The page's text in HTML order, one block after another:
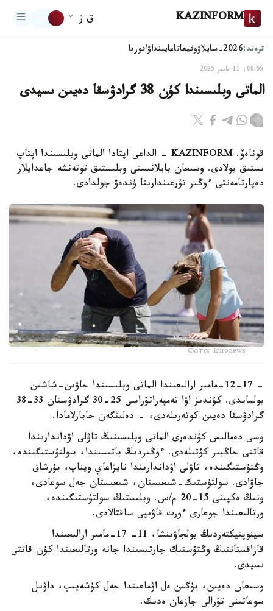
KAZINFORM ق ز
ترەند:2026-سايلاۋ وقيعاتاعايىنداۋاقوردا
08:59, 11 مامىر 2025
الماتى وبلىسىندا كۇن 38 گرادۋسقا دەيىن ىسيدى
قوناەۆ. KAZINFORM - الداعى اپتادا الماتى وبلىسىندا اپتاپ
ىستىق بولادى. وسىعان بايلانىستى وبلىستىق توتەنشە جاعدايلار
دەپارتامەنتى ءوڭىر تۇرعىندارىنا ۇندەۋ جولدادى.
Фото: Euronews
- 12-17-مامىر ارالىعىندا الماتى وبلىسىندا جاۋىن-شاشىن
بولمايدى. كۇندىز اۋا تەمپەراتۋراسى 25-30 گرادۋستان 33-38
گرادۋسقا دەيىن كوتەرىلەدى، - دەلىنگەن حابارلامادا.
وسى دەمالىس كۇندەرى الماتى وبلىسىنىڭ تاۋلى اۋداندارىندا
قاتتى جاڭبىر كۇتىلەدى. ءوڭىردىڭ باتىسىندا، سولتۇستىگىندە،
وڭتۇستىگىندە، تاۋلى اۋداندارىندا نايزاعاي ويناپ، بۇرشاق
جاۋادى. سولتۇستىك-شىعىستان، شىعىستان جەل سوعادى،
ونىڭ ەكپىنى 15-20 م/س. وبلىستىڭ سولتۇستىگىندە،
ورتالىعىندا جوعارى ءورت قاۋىپى ساقتالادى.
سينوپتيكتەردىڭ بولجاۋىنشا، 11- 17-مامىر ارالىعىندا
قازاقستاننىڭ وڭتۇستىك جارتىسىندا جانە ورتالىعىندا كۇن قاتتى
ىسيدى.
وسىعان دەيىن، بۇگىن ەل اۋماعىندا جەل كۇشەيىپ، داۋىل
سوعاتىنى تۋرالى جازعان ەدىك.